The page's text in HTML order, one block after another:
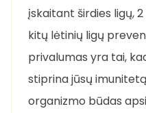
įskaitant širdies ligų,
kitų lėtinių ligų
privalumas yra tai,
stiprina jūsų
organizmo būdas